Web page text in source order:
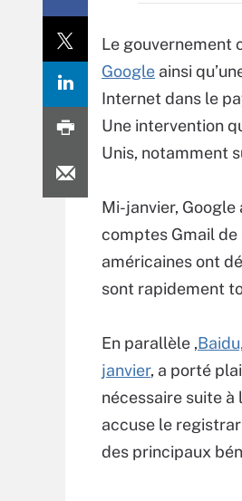
Le gouvernement
Google ainsi
Internet dans le
Une intervention
Unis, notamment
Mi-janvier,
comptes Gmail
américaines ont
sont rapidement
En parallèle ,
janvier, a porté
nécessaire suite à
accuse le
des principaux